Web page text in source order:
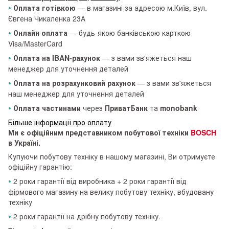
• Оплата готівкою — в магазині за адресою м.Київ, вул.
Євгена Чикаленка 23А
• Онлайн оплата — будь-якою банківською карткою
Visa/MasterCard
• Оплата на IBAN-рахунок — з вами зв'яжеться наш
менеджер для уточнення деталей
• Оплата на розрахунковий рахунок — з вами зв'яжеться
наш менеджер для уточнення деталей
• Оплата частинами через ПриватБанк та monobank
Більше інформації про оплату
Ми є офіційним представником побутової техніки BOSCH
в Україні.
Купуючи побутову техніку в нашому магазині, Ви отримуєте
офіційну гарантію:
• 2 роки гарантії від виробника + 2 роки гарантії від
фірмового магазину на велику побутову техніку, вбудовану
техніку
• 2 роки гарантії на дрібну побутову техніку.